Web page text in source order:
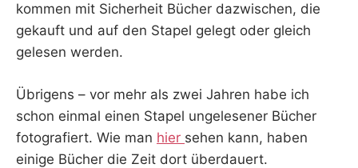
kommen mit Sicherheit Bücher dazwischen, die
gekauft und auf den Stapel gelegt oder gleich
gelesen werden.
Übrigens – vor mehr als zwei Jahren habe ich
schon einmal einen Stapel ungelesener Bücher
fotografiert. Wie man hier sehen kann, haben
einige Bücher die Zeit dort überdauert.